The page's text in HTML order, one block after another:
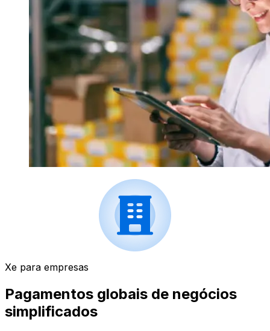
Xe para empresas
Pagamentos globais de negócios
simplificados